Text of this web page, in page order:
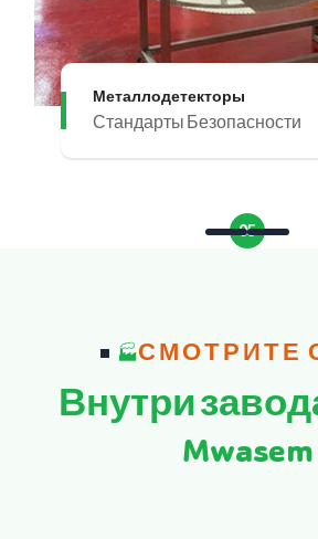
Металлодетекторы
Стандарты Безопасности
05
СМОТРИТЕ
Внутри
Mwasem